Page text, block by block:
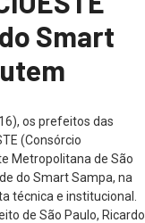
Smart
os prefeitos das
(Consórcio
Metropolitana de São
do Smart Sampa, na
técnica e institucional.
de São Paulo, Ricardo